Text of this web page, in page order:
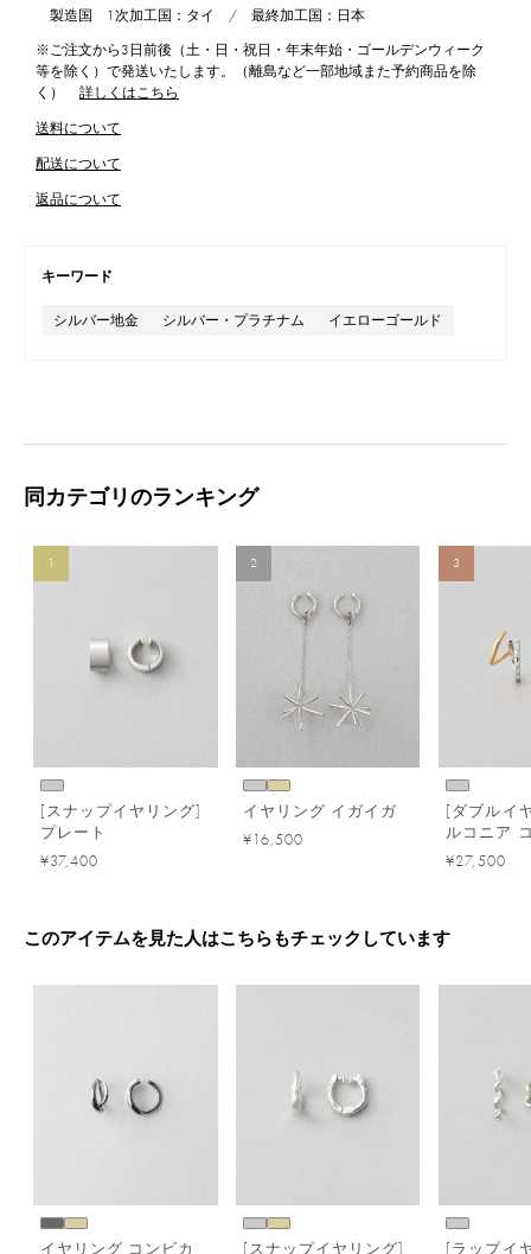
製造国 1次加工国：タイ / 最終加工国：日本
※ご注文から3日前後（土・日・祝日・年末年始・ゴールデンウィーク
等を除く）で発送いたします。（離島など一部地域また予約商品を除
く）
詳しくはこちら
送料について
配送について
返品について
キーワード
シルバー地金 シルバー・プラチナム イエローゴールド
同カテゴリのランキング
1
[スナップイヤリング]
プレート
¥37,400
2
イヤリング イガイガ
¥16,500
3
[ダブルイ
ルコニア
ー
¥27,500
このアイテムを見た人はこちらもチェックしています
イヤリング コンビカ
[スナップイヤリング]
[ラップイ